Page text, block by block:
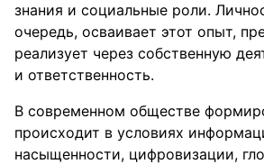
знания и социальные роли.
очередь, осваивает этот опыт,
реализует через собственную
и ответственность.
В современном обществе
происходит в условиях
насыщенности, цифровизации,